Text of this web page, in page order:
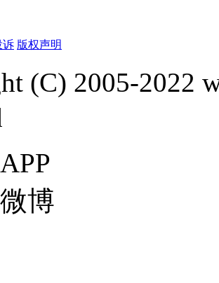
诉 版权声明
(C) 2005-2022
博